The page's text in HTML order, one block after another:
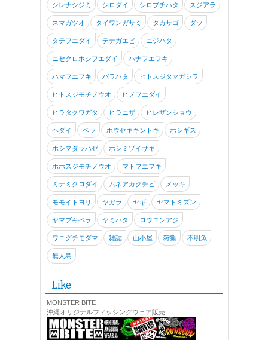
シレナシジミ シロダイ シロブチハタ スジアラ
スマガツオ タイワンガサミ タカサゴ ダツ
タテフエダイ テナガエビ ニジハタ
ニセクロホシフエダイ ハナフエフキ
ハマフエフキ バラハタ ヒトスジタマガシラ
ヒトスジモチノウオ ヒメフエダイ
ヒラタクワガタ ヒラニザ ヒレザンショウ
ヘダイ ベラ ホウセキキントキ ホシギス
ホシマダラハゼ ホシミゾイサキ
ホホスジモチノウオ マトフエフキ
ミナミクロダイ ムネアカクチビ メッキ
モモイトヨリ ヤガラ ヤギ ヤマトミズン
ヤマブキベラ ヤミハタ ロウニンアジ
ワニグチモダマ 雑誌 山小屋 狩猟 不明魚
無人島
Like
MONSTER BITE
沖縄オリジナルフィッシングウェア販売